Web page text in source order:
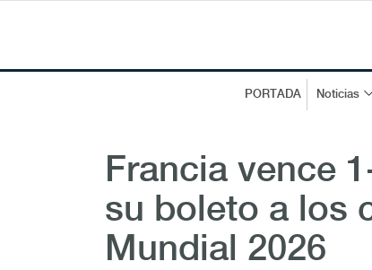
PORTADA Noticias
Francia vence
su boleto a los
Mundial 2026